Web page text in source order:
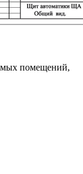
помещений,